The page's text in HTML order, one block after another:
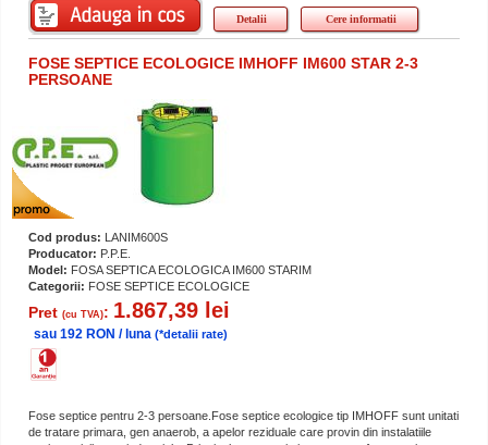
Detalii Cere informatii
FOSE SEPTICE ECOLOGICE IMHOFF IM600 STAR 2-3
PERSOANE
Cod produs: LANIM600S
Producator: P.P.E.
Model: FOSA SEPTICA ECOLOGICA IM600 STARIM
Categorii: FOSE SEPTICE ECOLOGICE
Pret (cu TVA): 1.867,39 lei
sau 192 RON / luna (*detalii rate)
Fose septice pentru 2-3 persoane.Fose septice ecologice tip IMHOFF sunt unitati
de tratare primara, gen anaerob, a apelor reziduale care provin din instalatiile